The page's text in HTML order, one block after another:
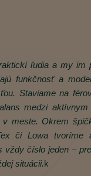
ľudia a my im
funkčnosť a
Staviame na
medzi
v meste. Okrem
či Lowa tvoríme
vždy číslo jeden –
situácii.k